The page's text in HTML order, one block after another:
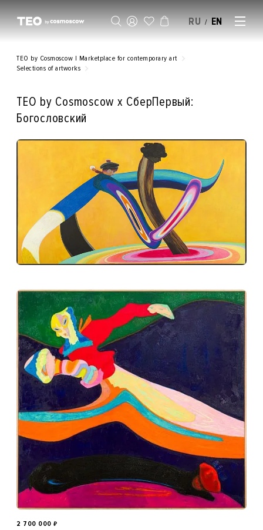
RU / EN
TEO by Cosmoscow | Marketplace for contemporary art
Selections of artworks
ТЕО by Cosmoscow x СберПервый:
Богословский
2 700 000 ₽